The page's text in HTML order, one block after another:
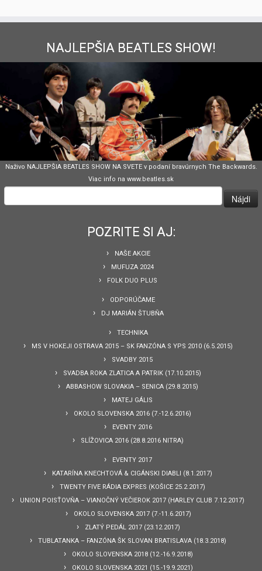
NAJLEPŠIA BEATLES SHOW!
Naživo NAJLEPŠIA BEATLES SHOW NA SVETE v podaní bravúrnych The Backwards.
Viac info na www.beatles.sk
POZRITE SI AJ:
NAŠE AKCIE
MUFUZA 2024
FOLK DUO PLUS
ODPORÚČAME
DJ MARIÁN ŠTUBŇA
TECHNIKA
MS V HOKEJI OSTRAVA 2015 – SK FANZÓNA S YPS 2010 (6.5.2015)
SVADBY 2015
SVADBA ROKA ZLATICA A PATRIK (17.10.2015)
ABBASHOW SLOVAKIA – SENICA (29.8.2015)
MATEJ GÁLIS
OKOLO SLOVENSKA 2016 (7.-12.6.2016)
EVENTY 2016
SLÍŽOVICA 2016 (28.8.2016 NITRA)
EVENTY 2017
KATARÍNA KNECHTOVÁ & CIGÁNSKI DIABLI (8.1.2017)
TWENTY FIVE RÁDIA EXPRES (KOŠICE 25.2.2017)
UNION POISŤOVŇA – VIANOČNÝ VEČIEROK 2017 (HARLEY CLUB 7.12.2017)
OKOLO SLOVENSKA 2017 (7.-11.6.2017)
ZLATÝ PEDÁL 2017 (23.12.2017)
TUBLATANKA – FANZÓNA ŠK SLOVAN BRATISLAVA (18.3.2018)
OKOLO SLOVENSKA 2018 (12.-16.9.2018)
OKOLO SLOVENSKA 2021 (15.-19.9.2021)